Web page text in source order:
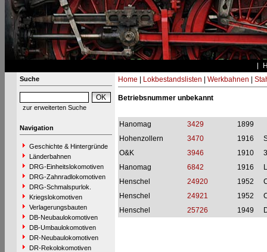
Suche
zur erweiterten Suche
Navigation
Geschichte & Hintergründe
Länderbahnen
DRG-Einheitslokomotiven
DRG-Zahnradlokomotiven
DRG-Schmalspurlok.
Kriegslokomotiven
Verlagerungsbauten
DB-Neubaulokomotiven
DB-Umbaulokomotiven
DR-Neubaulokomotiven
DR-Rekolokomotiven
Home Lokbestandslisten Werkbahnen
Betriebsnummer unbekannt
Hanomag 3429
1899
Hohenzollern
3470 1916
O&K
3946 1910
Hanomag
6842 1916
Henschel
24920 1952
Henschel
24921 1952
Henschel
25726 1949